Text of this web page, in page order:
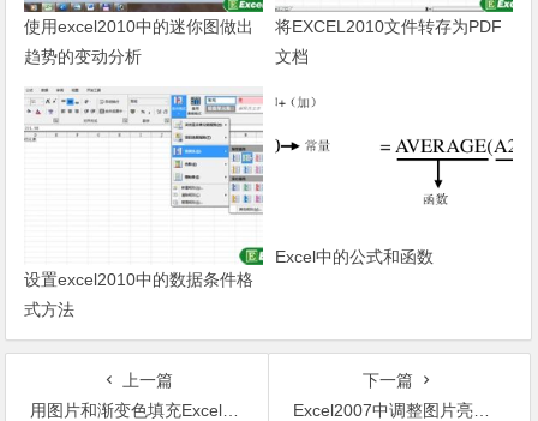
使用excel2010中的迷你图做出
趋势的变动分析
将EXCEL2010文件转存为PDF
文档
设置excel2010中的数据条件格
式方法
Excel中的公式和函数
上一篇
用图片和渐变色填充Excel2007文本框
下一篇
Excel2007中调整图片亮度和对比度